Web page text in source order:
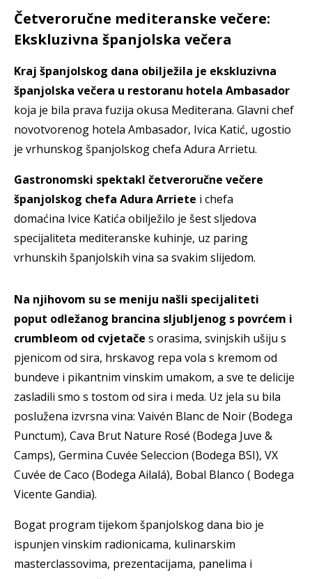
Četveroručne mediteranske večere:
Ekskluzivna španjolska večera
Kraj španjolskog dana obilježila je ekskluzivna
španjolska večera u restoranu hotela Ambasador
koja je bila prava fuzija okusa Mediterana. Glavni chef
novotvorenog hotela Ambasador, Ivica Katić, ugostio
je vrhunskog španjolskog chefa Adura Arrietu.
Gastronomski spektakl četveroručne večere
španjolskog chefa Adura Arriete i chefa
domaćina Ivice Katića obilježilo je šest sljedova
specijaliteta mediteranske kuhinje, uz paring
vrhunskih španjolskih vina sa svakim slijedom.
Na njihovom su se meniju našli specijaliteti
poput odležanog brancina sljubljenog s povrćem i
crumbleom od cvjetače s orasima, svinjskih ušiju s
pjenicom od sira, hrskavog repa vola s kremom od
bundeve i pikantnim vinskim umakom, a sve te delicije
zasladili smo s tostom od sira i meda. Uz jela su bila
poslužena izvrsna vina: Vaivén Blanc de Noir (Bodega
Punctum), Cava Brut Nature Rosé (Bodega Juve &
Camps), Germina Cuvée Seleccion (Bodega BSI), VX
Cuvée de Caco (Bodega Ailalá), Bobal Blanco ( Bodega
Vicente Gandia).
Bogat program tijekom španjolskog dana bio je
ispunjen vinskim radionicama, kulinarskim
masterclassovima, prezentacijama, panelima i